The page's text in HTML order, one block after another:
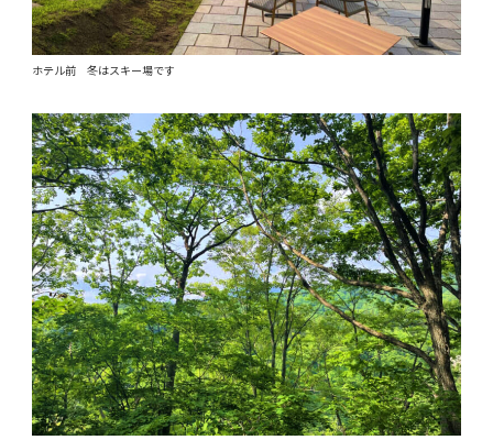
ホテル前 冬はスキー場です